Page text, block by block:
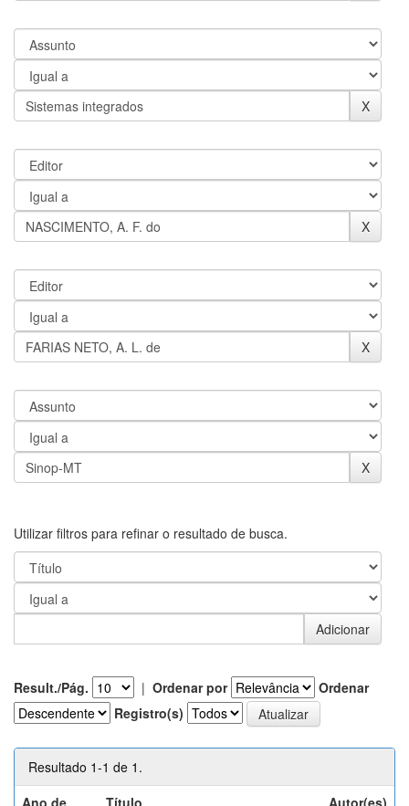
Utilizar filtros para refinar o resultado de busca.
Result./Pág. | Ordenar por
Ordenar
Registro(s)
Resultado 1-1 de 1.
Ano de
Título Autor(es)